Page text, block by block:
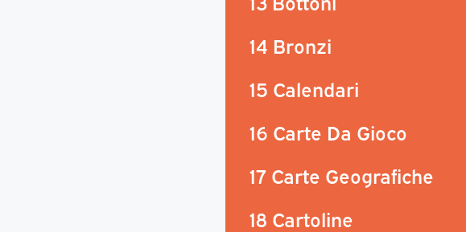
14 Bronzi
15 Calendari
16 Carte Da Gioco
17 Carte Geografiche
18 Cartoline